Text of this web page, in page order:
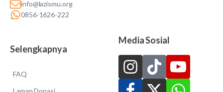
info@lazismu.org
0856-1626-222
Selengkapnya
FAQ
Media Sosial